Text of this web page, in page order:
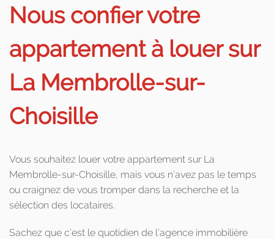
Nous confier votre
appartement à louer sur
La Membrolle-sur-
Choisille
Vous souhaitez louer votre appartement sur La
Membrolle-sur-Choisille, mais vous n’avez pas le temps
ou craignez de vous tromper dans la recherche et la
sélection des locataires.
Sachez que c’est le quotidien de l’agence immobilière